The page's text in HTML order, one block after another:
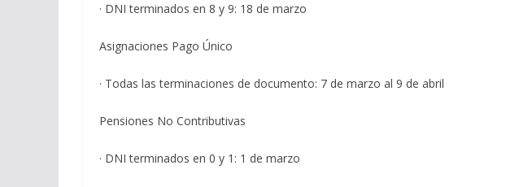
· DNI terminados en 8 y 9: 18 de marzo
Asignaciones Pago Único
· Todas las terminaciones de documento: 7 de marzo al 9 de abril
Pensiones No Contributivas
· DNI terminados en 0 y 1: 1 de marzo